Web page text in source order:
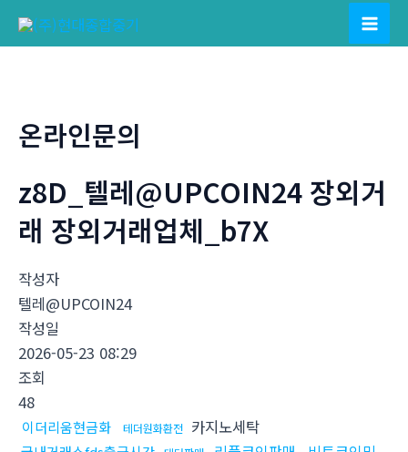
Main
온라인문의
z8D_텔레@UPCOIN24 장외거
래 장외거래업체_b7X
작성자
텔레@UPCOIN24
작성일
2026-05-23 08:29
조회
48
이더리움현금화 테더원화환전 카지노세탁